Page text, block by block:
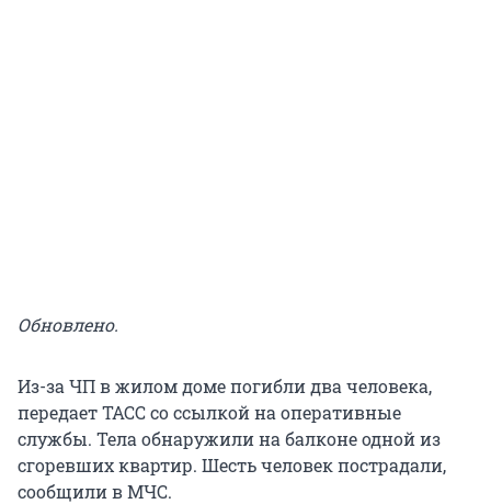
Обновлено.
Из-за ЧП в жилом доме погибли два человека,
передает ТАСС со ссылкой на оперативные
службы. Тела обнаружили на балконе одной из
сгоревших квартир. Шесть человек пострадали,
сообщили в МЧС.